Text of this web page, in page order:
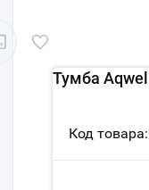
Тумба
Код